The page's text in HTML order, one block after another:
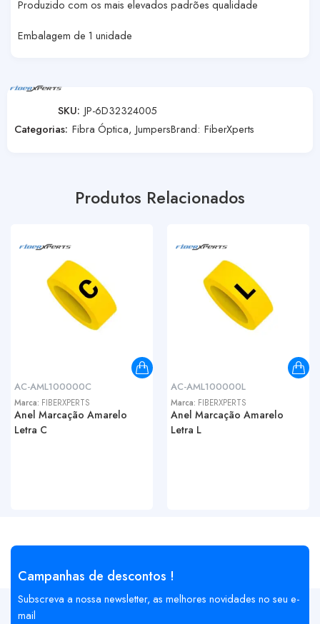
Produzido com os mais elevados padrões qualidade
Embalagem de 1 unidade
SKU: JP-6D32324005
Categorias: Fibra Óptica, JumpersBrand: FiberXperts
Produtos Relacionados
AC-AML100000C
Marca: FIBERXPERTS
Anel Marcação Amarelo
Letra C
AC-AML100000L
Marca: FIBERXPERTS
Anel Marcação Amarelo
Letra L
Campanhas de descontos !
Subscreva a nossa newsletter, as melhores novidades no seu e-
mail